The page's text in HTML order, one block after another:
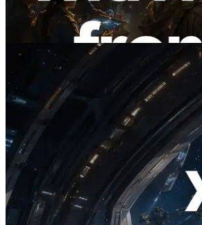
Ook Gelanceerd
2026.07.04